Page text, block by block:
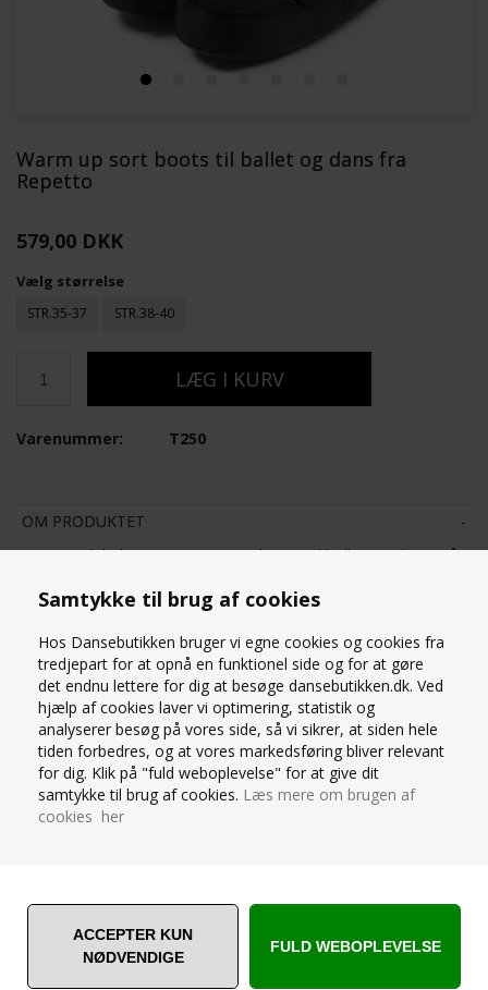
Samtykke til brug af cookies
Hos Dansebutikken bruger vi egne cookies og cookies fra
tredjepart for at opnå en funktionel side og for at gøre
det endnu lettere for dig at besøge dansebutikken.dk. Ved
hjælp af cookies laver vi optimering, statistik og
analyserer besøg på vores side, så vi sikrer, at siden hele
tiden forbedres, og at vores markedsføring bliver relevant
for dig. Klik på "fuld weboplevelse" for at give dit
samtykke til brug af cookies. Læs mere om brugen af
cookies her
Warm up sort boots til ballet og dans fra
Repetto
579,00 DKK
Vælg størrelse
STR.35-37 STR.38-40
T250
Varenummer:
OM PRODUKTET
Fantastisk lækre sorte warmup boots til ballet og dans, så
bruges over balletsko - både til piger og drenge .100%
SPØRG OS